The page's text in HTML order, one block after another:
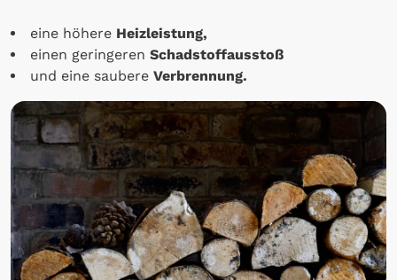
eine höhere Heizleistung,
einen geringeren Schadstoffausstoß
und eine saubere Verbrennung.